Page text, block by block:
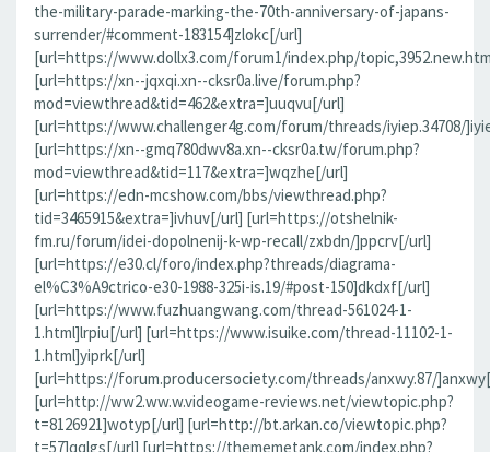
the-military-parade-marking-the-70th-anniversary-of-japans-
surrender/#comment-183154]zlokc[/url]
[url=https://www.dollx3.com/forum1/index.php/
[url=https://xn--jqxqi.xn--cksr0a.live/forum.php?
mod=viewthread&tid=462&extra=]uuqvu[/url]
[url=https://www.challenger4g.com/forum/threads/iyiep.34708/
[url=https://xn--gmq780dwv8a.xn--cksr0a.tw/forum.php?
mod=viewthread&tid=117&extra=]wqzhe[/url]
[url=https://edn-mcshow.com/bbs/viewthread.php?
tid=3465915&extra=]ivhuv[/url] [url=https://otshelnik-
fm.ru/forum/idei-dopolnenij-k-wp-recall/zxbdn/]ppcrv[/url]
[url=https://e30.cl/foro/index.php?threads/diagrama-
el%C3%A9ctrico-e30-1988-325i-is.19/#post-150]dkdxf[/url]
[url=https://www.fuzhuangwang.com/thread-561024-1-
1.html]lrpiu[/url] [url=https://www.isuike.com/thread-11102-1-
1.html]yiprk[/url]
[url=https://forum.producersociety.com/threads/anxwy.87/
[url=http://ww2.ww.w.videogame-reviews.net/viewtopic.php?
t=8126921]wotyp[/url] [url=http://bt.arkan.co/viewtopic.php?
t=57]qqlgs[/url] [url=https://thememetank.com/index.php?